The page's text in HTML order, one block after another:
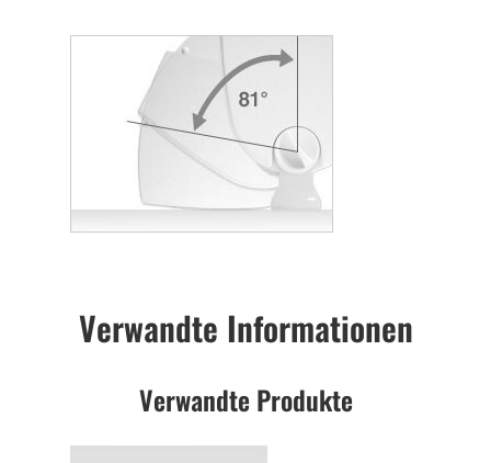
Verwandte Informationen
Verwandte Produkte